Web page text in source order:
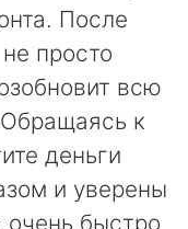
После
просто
всю
к
деньги
и уверены
очень быстро